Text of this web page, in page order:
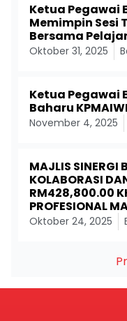
Ketua Pegawai
Memimpin Sesi
Bersama
Oktober 31, 2025
Ketua Pegawai
Baharu
November 4, 2025
MAJLIS SINERGI
KOLABORASI
RM428,800.00
PROFESIONAL
Oktober 24, 2025